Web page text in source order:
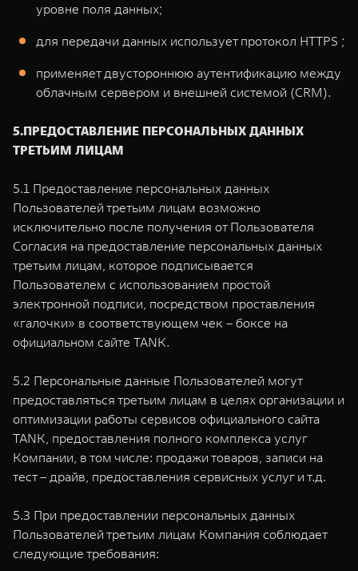
уровне поля данных;
для передачи данных использует протокол HTTPS ;
применяет двустороннюю аутентификацию между
облачным сервером и внешней системой (CRM).
5.ПРЕДОСТАВЛЕНИЕ ПЕРСОНАЛЬНЫХ ДАННЫХ
ТРЕТЬИМ ЛИЦАМ
5.1 Предоставление персональных данных
Пользователей третьим лицам возможно
исключительно после получения от Пользователя
Согласия на предоставление персональных данных
третьим лицам, которое подписывается
Пользователем с использованием простой
электронной подписи, посредством проставления
«галочки» в соответствующем чек – боксе на
официальном сайте TANK.
5.2 Персональные данные Пользователей могут
предоставляться третьим лицам в целях организации и
оптимизации работы сервисов официального сайта
TANK, предоставления полного комплекса услуг
Компании, в том числе: продажи товаров, записи на
тест – драйв, предоставления сервисных услуг и т.д.
5.3 При предоставлении персональных данных
Пользователей третьим лицам Компания соблюдает
следующие требования: